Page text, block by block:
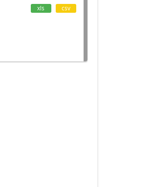
xls csv